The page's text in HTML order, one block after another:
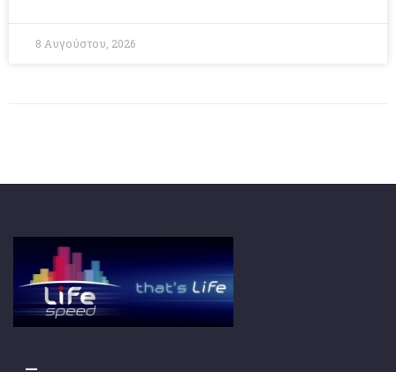
8 Αυγούστου, 2026